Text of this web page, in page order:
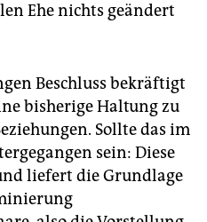
Ehe nichts geändert
Beschluss bekräftigt
bisherige Haltung zu
Sollte das im
sein: Diese
liefert die Grundlage